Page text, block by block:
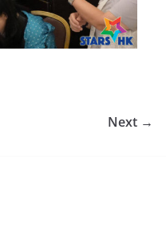
Next →